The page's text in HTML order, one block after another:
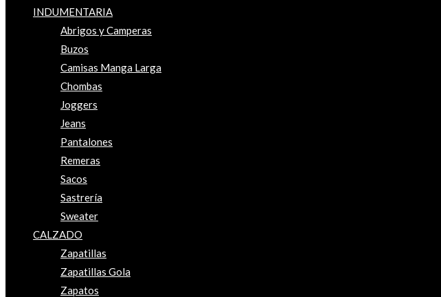
INDUMENTARIA
Abrigos y Camperas
Buzos
Camisas Manga Larga
Chombas
Joggers
Jeans
Pantalones
Remeras
Sacos
Sastrería
Sweater
CALZADO
Zapatillas
Zapatillas Gola
Zapatos